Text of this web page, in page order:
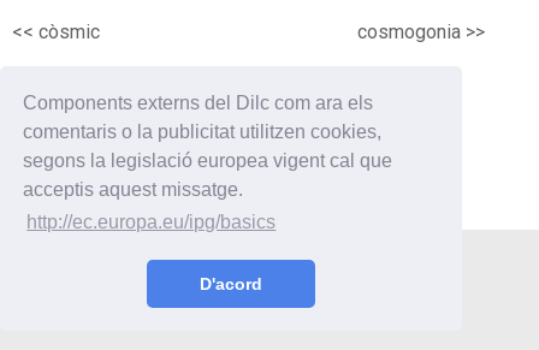
Components externs del Dilc com ara els
comentaris o la publicitat utilitzen cookies,
segons la legislació europea vigent cal que
acceptis aquest missatge.
http://ec.europa.eu/ipg/basics
D'acord
<< còsmic cosmogonia>>
Curiositats Enllaços
© 2019 Oriol Vilaseca